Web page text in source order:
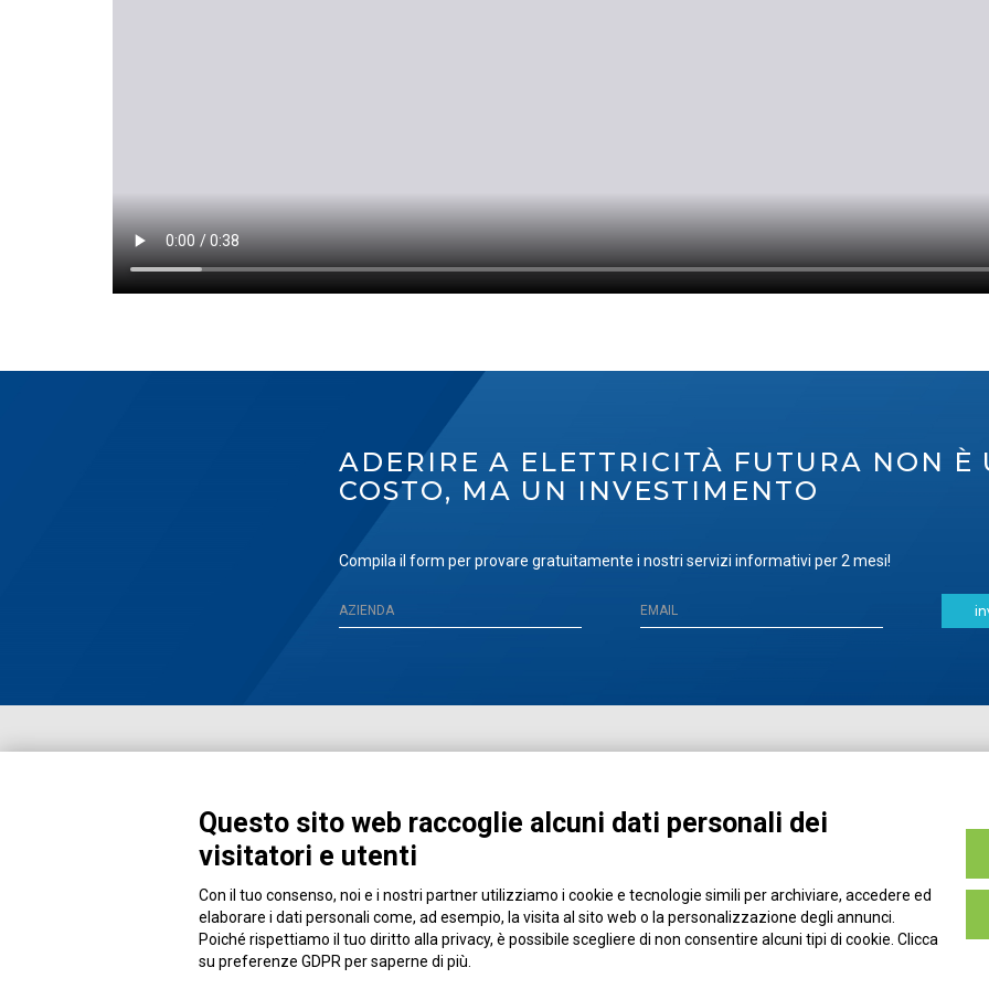
ADERIRE A ELETTRICITÀ FUTURA NON È
COSTO, MA UN INVESTIMENTO
Compila il form per provare gratuitamente i nostri servizi informativi per 2 mesi!
Piazza Alessandria, 24 - 00198 Roma
Registrati
MyPage
Filo diretto
Policy
Media
Eventi e Formazione
Credits
Questo sito web raccoglie alcuni dati personali dei
visitatori e utenti
Con il tuo consenso, noi e i nostri partner utilizziamo i cookie e tecnologie simili per archiviare, accedere ed
elaborare i dati personali come, ad esempio, la visita al sito web o la personalizzazione degli annunci.
Poiché rispettiamo il tuo diritto alla privacy, è possibile scegliere di non consentire alcuni tipi di cookie. Clicca
su preferenze GDPR per saperne di più.